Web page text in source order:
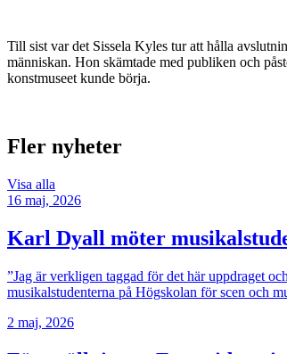
Till sist var det Sissela Kyles tur att hålla
människan. Hon skämtade med publiken och
konstmuseet kunde börja.
Fler nyheter
Visa alla
16 maj, 2026
Karl Dyall möter
”Jag är verkligen taggad för det här uppdraget
musikalstudenterna på Högskolan för scen och
2 maj, 2026